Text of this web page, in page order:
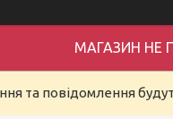
МАГАЗИН НЕ
та повідомлення